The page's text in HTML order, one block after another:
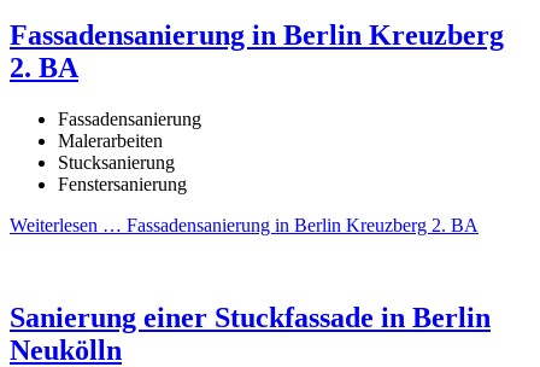
Fassadensanierung in Berlin Kreuzberg
2. BA
Fassadensanierung
Malerarbeiten
Stucksanierung
Fenstersanierung
Weiterlesen … Fassadensanierung in Berlin Kreuzberg 2. BA
Sanierung einer Stuckfassade in Berlin
Neukölln